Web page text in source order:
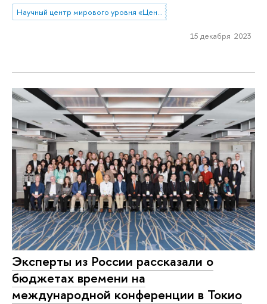
Научный центр мирового уровня «Центр междисциплинарных исследований человеческого потенциала»
15 декабря 2023
Эксперты из России рассказали о
бюджетах времени на
международной конференции в Токио